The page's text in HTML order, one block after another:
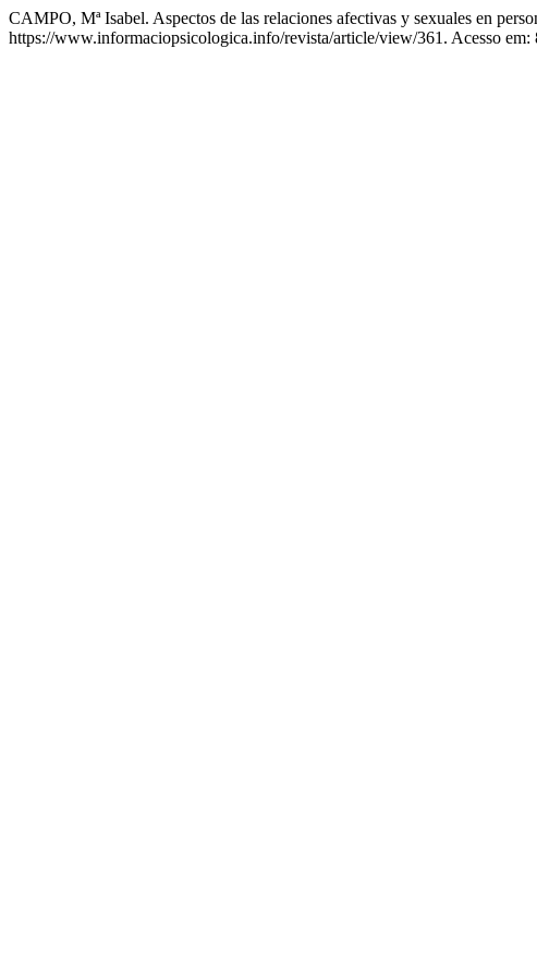
CAMPO, Mª Isabel. Aspectos de las relaciones afectivas y sexuales en
https://www.informaciopsicologica.info/revista/article/view/361. Acesso em: